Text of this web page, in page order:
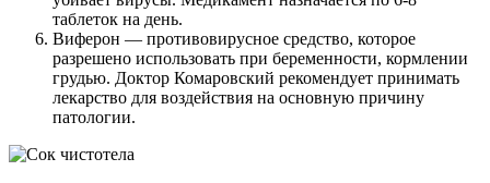
таблеток на день.
Виферон — противовирусное средство, которое
разрешено использовать при беременности, кормлении
грудью. Доктор Комаровский рекомендует принимать
лекарство для воздействия на основную причину
патологии.